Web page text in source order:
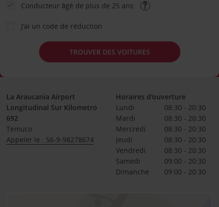
Conducteur âgé de plus de 25 ans
J’ai un code de réduction
TROUVER DES VOITURES
La Araucania Airport
Longitudinal Sur Kilometro
692
Temuco
Appeler le : 56-9-98278674
Horaires d'ouverture
Lundi
08:30 - 20:30
Mardi
08:30 - 20:30
Mercredi
08:30 - 20:30
Jeudi
08:30 - 20:30
Vendredi
08:30 - 20:30
Samedi
09:00 - 20:30
Dimanche
09:00 - 20:30